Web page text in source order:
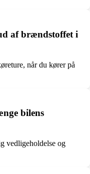
af brændstoffet i
når du kører på
bilens
vedligeholdelse og